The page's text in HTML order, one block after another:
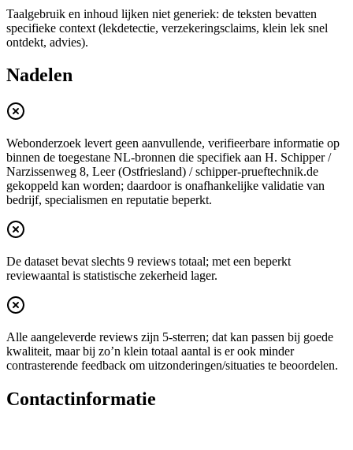
Taalgebruik en inhoud lijken niet generiek: de teksten bevatten
specifieke context (lekdetectie, verzekeringsclaims, klein lek snel
ontdekt, advies).
Nadelen
Webonderzoek levert geen aanvullende, verifieerbare informatie op
binnen de toegestane NL-bronnen die specifiek aan H. Schipper /
Narzissenweg 8, Leer (Ostfriesland) / schipper-prueftechnik.de
gekoppeld kan worden; daardoor is onafhankelijke validatie van
bedrijf, specialismen en reputatie beperkt.
De dataset bevat slechts 9 reviews totaal; met een beperkt
reviewaantal is statistische zekerheid lager.
Alle aangeleverde reviews zijn 5-sterren; dat kan passen bij goede
kwaliteit, maar bij zo’n klein totaal aantal is er ook minder
contrasterende feedback om uitzonderingen/situaties te beoordelen.
Contactinformatie